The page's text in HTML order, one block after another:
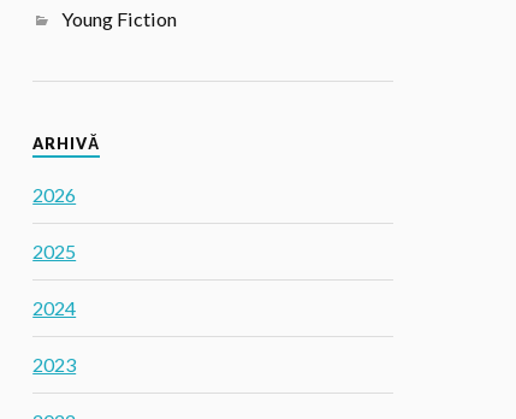
Young Fiction
ARHIVĂ
2026
2025
2024
2023